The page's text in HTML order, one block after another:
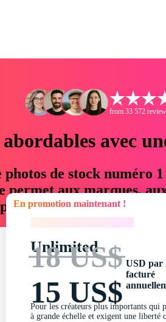
from 33 572
avec
de stock numéro
permet aux marques,
d'économiser
En promotion maintenant !
Unlimited
18 US$
15 US$
USD par
facturé
Pour les créateurs plus importants qui
à grande échelle et exigent une liberté